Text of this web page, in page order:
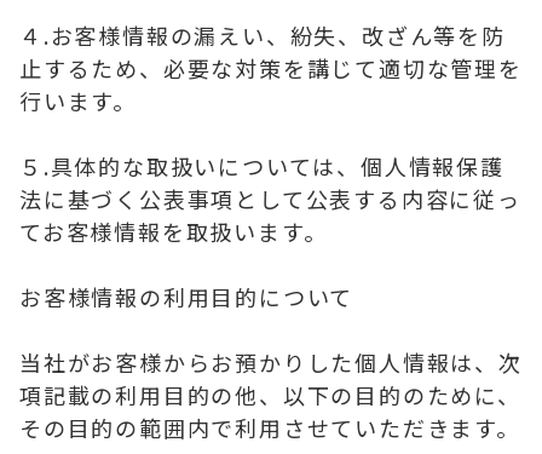
４.お客様情報の漏えい、紛失、改ざん等を防
止するため、必要な対策を講じて適切な管理を
行います。
５.具体的な取扱いについては、個人情報保護
法に基づく公表事項として公表する内容に従っ
てお客様情報を取扱います。
お客様情報の利用目的について
当社がお客様からお預かりした個人情報は、次
項記載の利用目的の他、以下の目的のために、
その目的の範囲内で利用させていただきます。